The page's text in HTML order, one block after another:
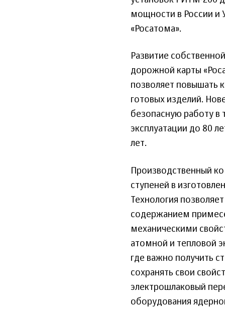
мощности в России и
«Росатома».
Развитие
дорожной карты
позволяет повышать
готовых изделий.
безопасную работу в
эксплуатации до 80
лет.
Производственный
ступеней в
Технология
содержанием
механическими
атомной и тепловой
где важно получить
сохранять свои
электрошлаковый
оборудования